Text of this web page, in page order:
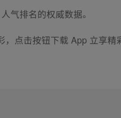
气排名的权威数据。
，点击按钮下载 App 立享精